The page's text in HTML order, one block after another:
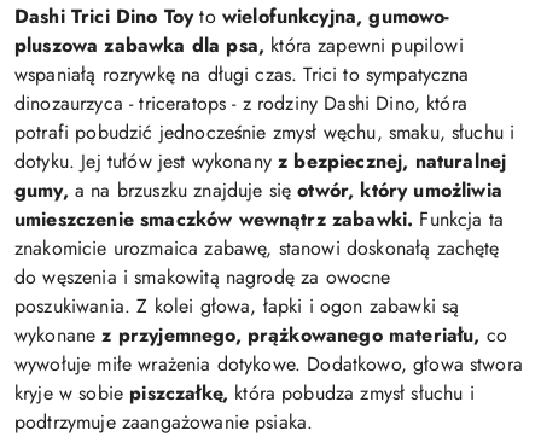
Dashi Trici Dino Toy to wielofunkcyjna, gumowo-
pluszowa zabawka dla psa, która zapewni pupilowi
wspaniałą rozrywkę na długi czas. Trici to sympatyczna
dinozaurzyca - triceratops - z rodziny Dashi Dino, która
potrafi pobudzić jednocześnie zmysł węchu, smaku, słuchu i
dotyku. Jej tułów jest wykonany z bezpiecznej, naturalnej
gumy, a na brzuszku znajduje się otwór, który umożliwia
umieszczenie smaczków wewnątrz zabawki. Funkcja ta
znakomicie urozmaica zabawę, stanowi doskonałą zachętę
do węszenia i smakowitą nagrodę za owocne
poszukiwania. Z kolei głowa, łapki i ogon zabawki są
wykonane z przyjemnego, prążkowanego materiału, co
wywołuje miłe wrażenia dotykowe. Dodatkowo, głowa stwora
kryje w sobie piszczałkę, która pobudza zmysł słuchu i
podtrzymuje zaangażowanie psiaka.